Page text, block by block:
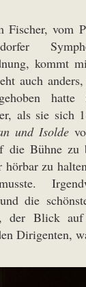
Fischer, vom
kommt
auch
als sie sich
und Isolde
die Bühne zu
hörbar zu
die
der Blick
Dirigenten,